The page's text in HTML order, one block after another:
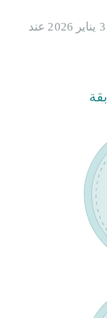
جرى آخر تحديث لهذه البيانات بتاريخ 3 يناير 2026 عند